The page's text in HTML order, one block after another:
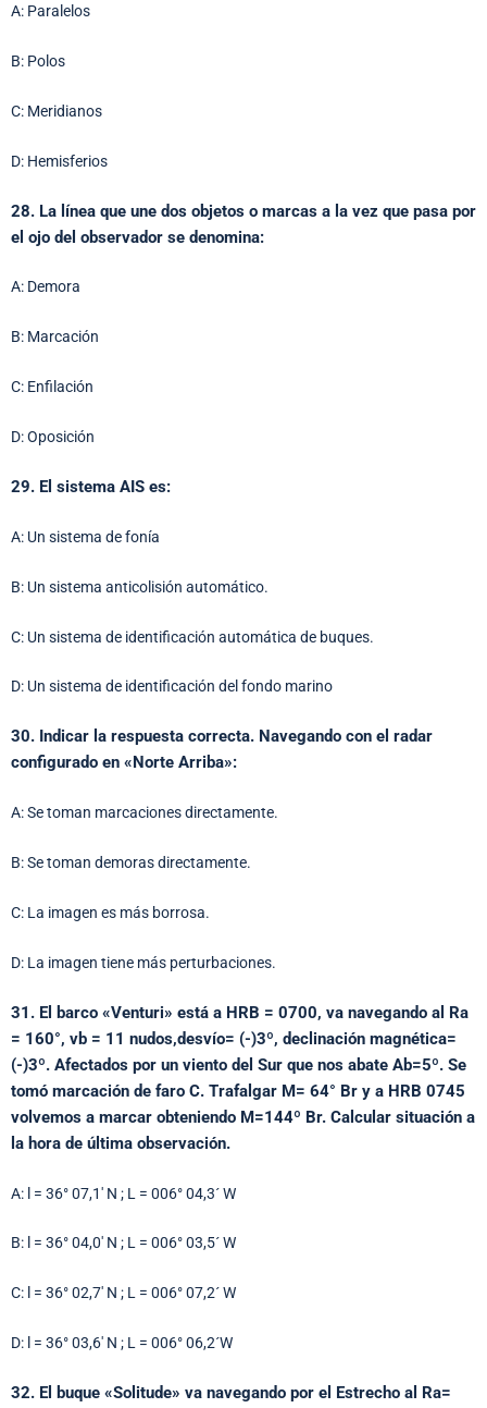
A: Paralelos
B: Polos
C: Meridianos
D: Hemisferios
28. La línea que une dos objetos o marcas a la vez que pasa por
el ojo del observador se denomina:
A: Demora
B: Marcación
C: Enfilación
D: Oposición
29. El sistema AIS es:
A: Un sistema de fonía
B: Un sistema anticolisión automático.
C: Un sistema de identificación automática de buques.
D: Un sistema de identificación del fondo marino
30. Indicar la respuesta correcta. Navegando con el radar
configurado en «Norte Arriba»:
A: Se toman marcaciones directamente.
B: Se toman demoras directamente.
C: La imagen es más borrosa.
D: La imagen tiene más perturbaciones.
31. El barco «Venturi» está a HRB = 0700, va navegando al Ra
= 160°, vb = 11 nudos,desvío= (-)3º, declinación magnética=
(-)3º. Afectados por un viento del Sur que nos abate Ab=5º. Se
tomó marcación de faro C. Trafalgar M= 64° Br y a HRB 0745
volvemos a marcar obteniendo M=144º Br. Calcular situación a
la hora de última observación.
A: l = 36° 07,1′ N ; L = 006° 04,3´ W
B: l = 36° 04,0′ N ; L = 006° 03,5´ W
C: l = 36° 02,7′ N ; L = 006° 07,2´ W
D: l = 36° 03,6′ N ; L = 006° 06,2´W
32. El buque «Solitude» va navegando por el Estrecho al Ra=